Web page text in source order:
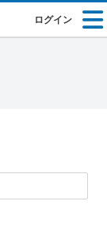
ログイン